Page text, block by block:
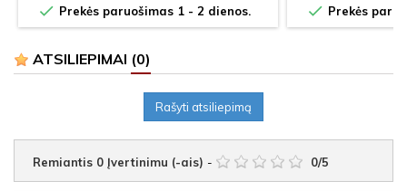
 Prekės paruošimas 1 - 2 dienos.  Prekės
ATSILIEPIMAI (0)
Rašyti atsiliepimą
Remiantis 0 Įvertinimu (-ais) - 0/5